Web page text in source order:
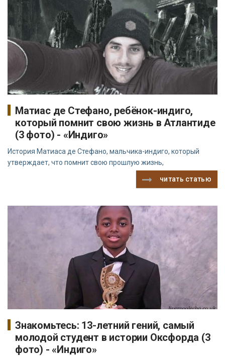
Матиас де Стефано, ребёнок-индиго,
который помнит свою жизнь в Атлантиде
(3 фото) - «Индиго»
История Матиаса де Стефано, мальчика-индиго, который
утверждает, что помнит свою прошлую жизнь,
читать статью
Знакомьтесь: 13-летний гений, самый
молодой студент в истории Оксфорда (3
фото) - «Индиго»